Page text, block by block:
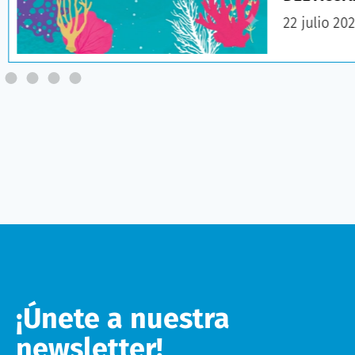
22 julio
¡Únete a nuestra